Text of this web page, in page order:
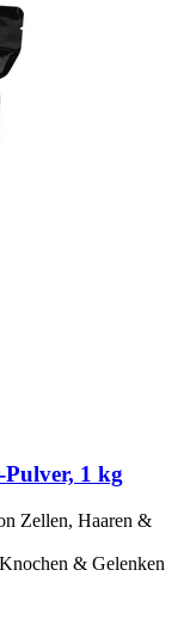
1 kg
Zellen, Haaren &
& Gelenken